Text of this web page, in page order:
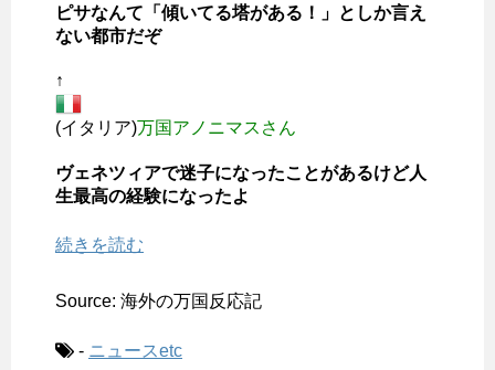
ピサなんて「傾いてる塔がある！」としか言え
ない都市だぞ
↑
(イタリア)万国アノニマスさん
ヴェネツィアで迷子になったことがあるけど人
生最高の経験になったよ
続きを読む
Source: 海外の万国反応記
- ニュースetc